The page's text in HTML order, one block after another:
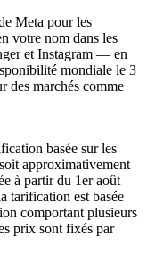
Meta pour les
votre nom dans les
et Instagram — en
mondiale le 3
des marchés comme
basée sur les
approximativement
à partir du 1er août
tarification est basée
comportant plusieurs
prix sont fixés par